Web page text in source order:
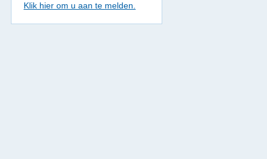
Klik hier om u aan te melden.